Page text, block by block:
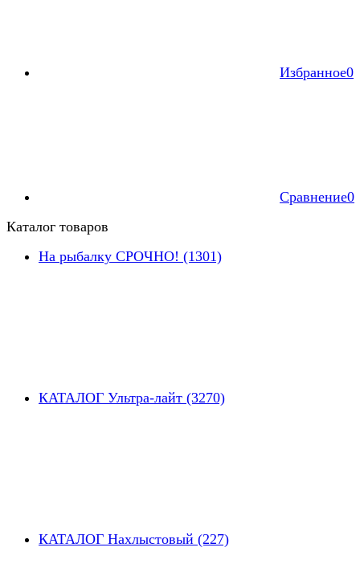
Избранное0
Сравнение0
Каталог товаров
На рыбалку СРОЧНО! (1301)
КАТАЛОГ Ультра-лайт (3270)
КАТАЛОГ Нахлыстовый (227)